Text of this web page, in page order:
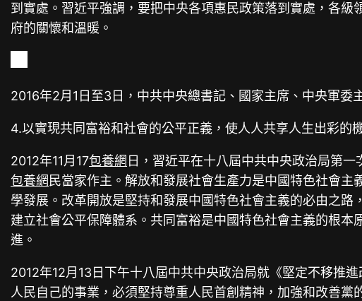
到實處。習近平強調，要把中央各項惠民政策落到實處，各級
府的關懷和溫暖。
2016年2月1日至3日，中共中央總書記、國家主席、中央軍
4.以實現共同富裕和社會的公平正義，使人人共享人生出彩的
2012年11月17包養網 日，習近平在十八屆中共中央政治局第
包養網 民當家作主。解放和發展社會生產力是中國特色社會
學發展。改革開放是堅持和發展中國特色社會主義的必由之
建立社會公平保障體系。共同富裕是中國特色社會主義的根
進。
2012年12月13日下午十八屆中共中央政治局就《堅定不移推
人民自己的事業，必須堅持尊重人民首創精神，加強和改善黨